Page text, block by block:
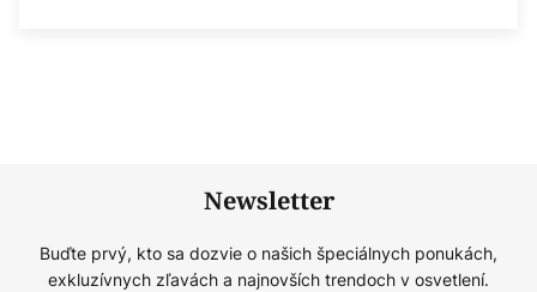
Newsletter
Buďte prvý, kto sa dozvie o našich špeciálnych ponukách,
exkluzívnych zľavách a najnovších trendoch v osvetlení.